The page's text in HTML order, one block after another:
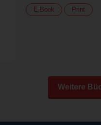
E-Book Print
Weitere